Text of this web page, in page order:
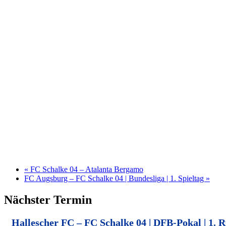
« FC Schalke 04 – Atalanta Bergamo
FC Augsburg – FC Schalke 04 | Bundesliga | 1. Spieltag »
Nächster Termin
Hallescher FC – FC Schalke 04 | DFB-Pokal | 1.